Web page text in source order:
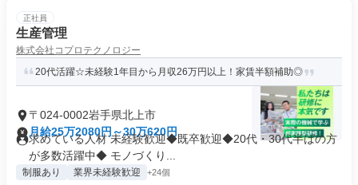
正社員
生産管理
株式会社コプロテクノロジー
20代活躍☆未経験1年目から月収26万円以上！家賃半額補助◎
〒024-0002岩手県北上市
月給25万2080円～30万620円
求めている人材 未経験歓迎◆既卒歓迎◆20代・30代半ばの方
が多数活躍中◆ モノづくり...
制服あり 業界未経験歓迎 +24個